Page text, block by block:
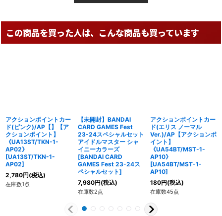
この商品を買った人は、こんな商品も買っています
アクションポイントカー
ド(ピンク)/AP【】【ア
クションポイント】
《UA13ST/TKN-1-
AP02》
[UA13ST/TKN-1-
AP02]
2,780円(税込)
在庫数1点
【未開封】BANDAI
CARD GAMES Fest
23-24スペシャルセット
アイドルマスター シャ
イニーカラーズ
[BANDAI CARD
GAMES Fest 23-24ス
ペシャルセット]
7,980円(税込)
在庫数2点
アクションポイントカー
ド(エリス ノーマル
Ver.)/AP【アクションポ
イント】
《UA54BT/MST-1-
AP10》
[UA54BT/MST-1-
AP10]
180円(税込)
在庫数45点